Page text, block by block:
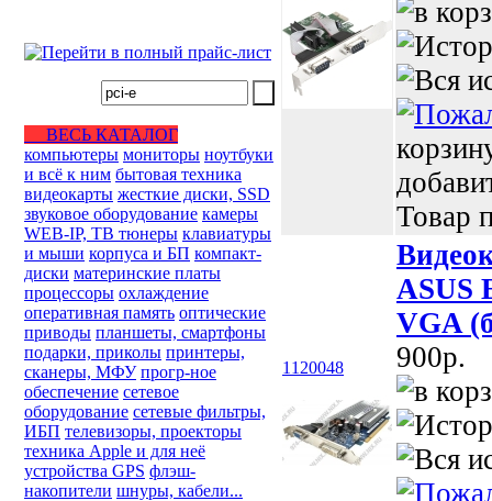
ВЕСЬ КАТАЛОГ
компьютеры мониторы ноутбуки
и всё к ним бытовая техника
видеокарты жесткие диски, SSD
звуковое оборудование камеры
WEB-IP, ТВ тюнеры клавиатуры
и мыши корпуса и БП компакт-
диски материнские платы
процессоры охлаждение
оперативная память оптические
приводы планшеты, смартфоны
подарки, приколы принтеры,
сканеры, МФУ прогр-ное
обеспечение сетевое
оборудование сетевые фильтры,
ИБП телевизоры, проекторы
техника Apple и для неё
устройства GPS флэш-
накопители шнуры, кабели...
Товар
1120048
ASUS
VGA
900p.